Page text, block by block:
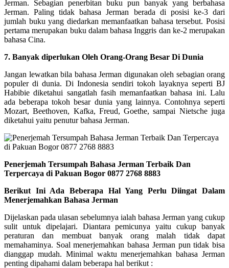
Jerman. Sebagian penerbitan buku pun banyak yang berbahasa
Jerman. Paling tidak bahasa Jerman berada di posisi ke-3 dari
jumlah buku yang diedarkan memanfaatkan bahasa tersebut. Posisi
pertama merupakan buku dalam bahasa Inggris dan ke-2 merupakan
bahasa Cina.
7. Banyak diperlukan Oleh Orang-Orang Besar Di Dunia
Jangan lewatkan bila bahasa Jerman digunakan oleh sebagian orang
populer di dunia. Di Indonesia sendiri tokoh layaknya seperti BJ
Habibie diketahui sangatlah fasih memanfaatkan bahasa ini. Lalu
ada beberapa tokoh besar dunia yang lainnya. Contohnya seperti
Mozart, Beethoven, Kafka, Freud, Goethe, sampai Nietsche juga
diketahui yaitu penutur bahasa Jerman.
Penerjemah Tersumpah Bahasa Jerman Terbaik Dan
Terpercaya di Pakuan Bogor 0877 2768 8883
Berikut Ini Ada Beberapa Hal Yang Perlu Diingat Dalam
Menerjemahkan Bahasa Jerman
Dijelaskan pada ulasan sebelumnya ialah bahasa Jerman yang cukup
sulit untuk dipelajari. Diantara pemicunya yaitu cukup banyak
peraturan dan membuat banyak orang malah tidak dapat
memahaminya. Soal menerjemahkan bahasa Jerman pun tidak bisa
dianggap mudah. Minimal waktu menerjemahkan bahasa Jerman
penting dipahami dalam beberapa hal berikut :